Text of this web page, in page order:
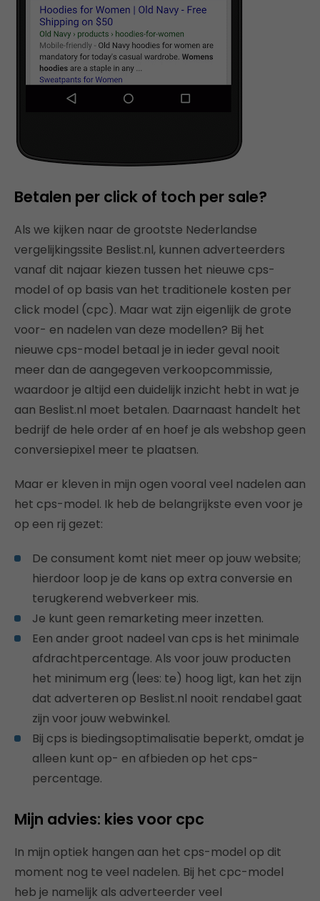
Betalen per click of toch per sale?
Als we kijken naar de grootste Nederlandse
vergelijkingssite Beslist.nl, kunnen adverteerders
vanaf dit najaar kiezen tussen het nieuwe cps-
model of op basis van het traditionele kosten per
click model (cpc). Maar wat zijn eigenlijk de grote
voor- en nadelen van deze modellen? Bij het
nieuwe cps-model betaal je in ieder geval nooit
meer dan de aangegeven verkoopcommissie,
waardoor je altijd een duidelijk inzicht hebt in wat je
aan Beslist.nl moet betalen. Daarnaast handelt het
bedrijf de hele order af en hoef je als webshop geen
conversiepixel meer te plaatsen.
Maar er kleven in mijn ogen vooral veel nadelen aan
het cps-model. Ik heb de belangrijkste even voor je
op een rij gezet:
De consument komt niet meer op jouw website;
hierdoor loop je de kans op extra conversie en
terugkerend webverkeer mis.
Je kunt geen remarketing meer inzetten.
Een ander groot nadeel van cps is het minimale
afdrachtpercentage. Als voor jouw producten
het minimum erg (lees: te) hoog ligt, kan het zijn
dat adverteren op Beslist.nl nooit rendabel gaat
zijn voor jouw webwinkel.
Bij cps is biedingsoptimalisatie beperkt, omdat je
alleen kunt op- en afbieden op het cps-
percentage.
Mijn advies: kies voor cpc
In mijn optiek hangen aan het cps-model op dit
moment nog te veel nadelen. Bij het cpc-model
heb je namelijk als adverteerder veel